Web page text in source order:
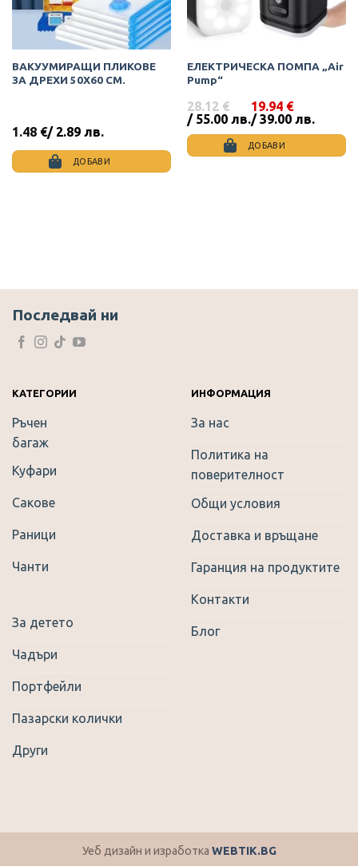
ВАКУУМИРАЩИ ПЛИКОВЕ
ЗА ДРЕХИ 50Х60 СМ.
1.48 €/ 2.89 лв.
ДОБАВИ
ЕЛЕКТРИЧЕСКА ПОМПА „Air
Pump“
28.12 €
/ 55.00 лв.
Original
price
was:
28.12 €
19.94 €
/ 39.00 лв.
Текущата
цена
е:
19.94 €
ДОБАВИ
Последвай ни
КАТЕГОРИИ
Ръчен
багаж
Куфари
Сакове
Раници
Чанти
За детето
Чадъри
Портфейли
Пазарски колички
Други
ИНФОРМАЦИЯ
За нас
Политика на
поверителност
Общи условия
Доставка и връщане
Гаранция на продуктите
Контакти
Блог
Уеб дизайн и изработка WEBTIK.BG